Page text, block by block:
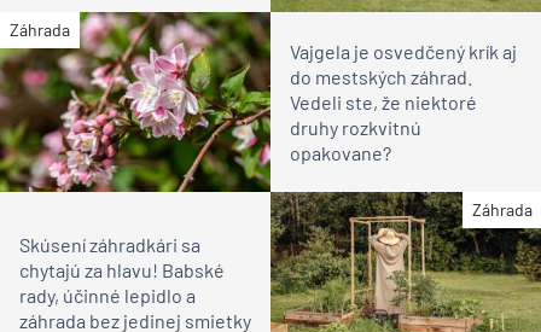
Záhrada
Vajgela je osvedčený krík aj
do mestských záhrad.
Vedeli ste, že niektoré
druhy rozkvitnú
opakovane?
Záhrada
Skúsení záhradkári sa
chytajú za hlavu! Babské
rady, účinné lepidlo a
záhrada bez jedinej smietky